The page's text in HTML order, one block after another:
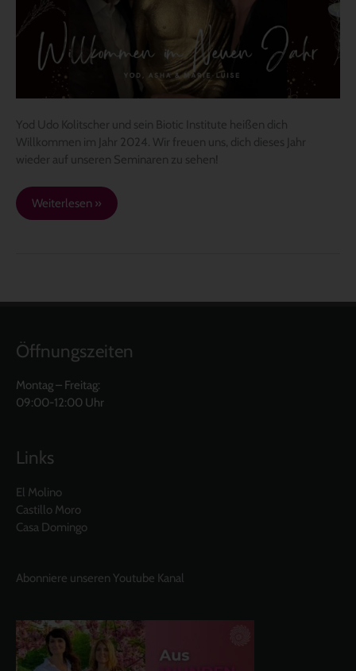
Yod Udo Kolitscher und sein Biotic Institute heißen dich
Willkommen im Jahr 2024. Wir freuen uns, dich dieses Jahr
wieder auf unseren Seminaren zu sehen!
im
neuen
Jahr
2024
Weiterlesen »
Öffnungszeiten
Montag – Freitag:
09:00-12:00 Uhr
Links
El Molino
Castillo Moro
Casa Domingo
Abonniere unseren Youtube Kanal